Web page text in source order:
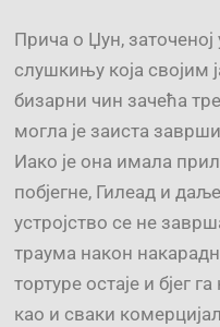
Прича о Џун, заточеној
слушкињу која својим
бизарни чин зачећа
могла је заиста
Иако је она имала
побјегне, Гилеад и
устројство се не
траума након
тортуре остаје и бјег
као и сваки